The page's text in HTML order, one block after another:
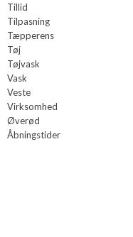
Tillid
Tilpasning
Tæpperens
Tøj
Tøjvask
Vask
Veste
Virksomhed
Øverød
Åbningstider